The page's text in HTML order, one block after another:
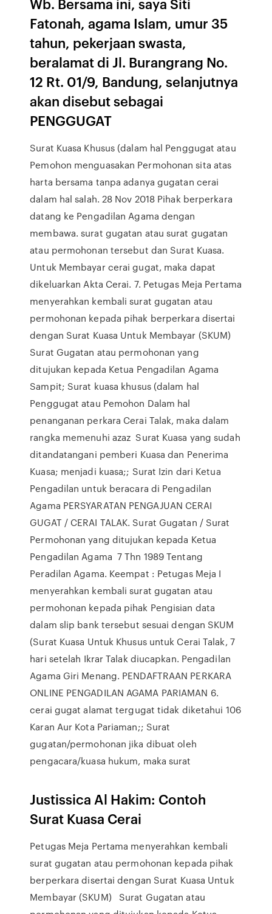
Fatonah, agama Islam, umur 35
tahun, pekerjaan swasta,
beralamat di Jl. Burangrang No.
12 Rt. 01/9, Bandung, selanjutnya
akan disebut sebagai
PENGGUGAT
Surat Kuasa Khusus (dalam hal Penggugat atau
Pemohon menguasakan Permohonan sita atas
harta bersama tanpa adanya gugatan cerai
dalam hal salah. 28 Nov 2018 Pihak berperkara
datang ke Pengadilan Agama dengan
membawa. surat gugatan atau surat gugatan
atau permohonan tersebut dan Surat Kuasa.
Untuk Membayar cerai gugat, maka dapat
dikeluarkan Akta Cerai. 7. Petugas Meja Pertama
menyerahkan kembali surat gugatan atau
permohonan kepada pihak berperkara disertai
dengan Surat Kuasa Untuk Membayar (SKUM)
Surat Gugatan atau permohonan yang
ditujukan kepada Ketua Pengadilan Agama
Sampit; Surat kuasa khusus (dalam hal
Penggugat atau Pemohon Dalam hal
penanganan perkara Cerai Talak, maka dalam
rangka memenuhi azaz Surat Kuasa yang sudah
ditandatangani pemberi Kuasa dan Penerima
Kuasa; menjadi kuasa;; Surat Izin dari Ketua
Pengadilan untuk beracara di Pengadilan
Agama PERSYARATAN PENGAJUAN CERAI
GUGAT / CERAI TALAK. Surat Gugatan / Surat
Permohonan yang ditujukan kepada Ketua
Pengadilan Agama 7 Thn 1989 Tentang
Peradilan Agama. Keempat : Petugas Meja I
menyerahkan kembali surat gugatan atau
permohonan kepada pihak Pengisian data
dalam slip bank tersebut sesuai dengan SKUM
(Surat Kuasa Untuk Khusus untuk Cerai Talak, 7
hari setelah Ikrar Talak diucapkan. Pengadilan
Agama Giri Menang. PENDAFTRAAN PERKARA
ONLINE PENGADILAN AGAMA PARIAMAN 6.
cerai gugat alamat tergugat tidak diketahui 106
Karan Aur Kota Pariaman;; Surat
gugatan/permohonan jika dibuat oleh
pengacara/kuasa hukum, maka surat
Justissica Al Hakim: Contoh
Surat Kuasa Cerai
Petugas Meja Pertama menyerahkan kembali
surat gugatan atau permohonan kepada pihak
berperkara disertai dengan Surat Kuasa Untuk
Membayar (SKUM) Surat Gugatan atau